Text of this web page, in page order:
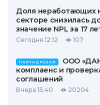
Доля неработающих
секторе снизилась
значение NPL за 17
Сегодня 12:12 107
ПАРТНЕРСКАЯ
ООО
комплаенс и
соглашений
Вчера 15:40 20204